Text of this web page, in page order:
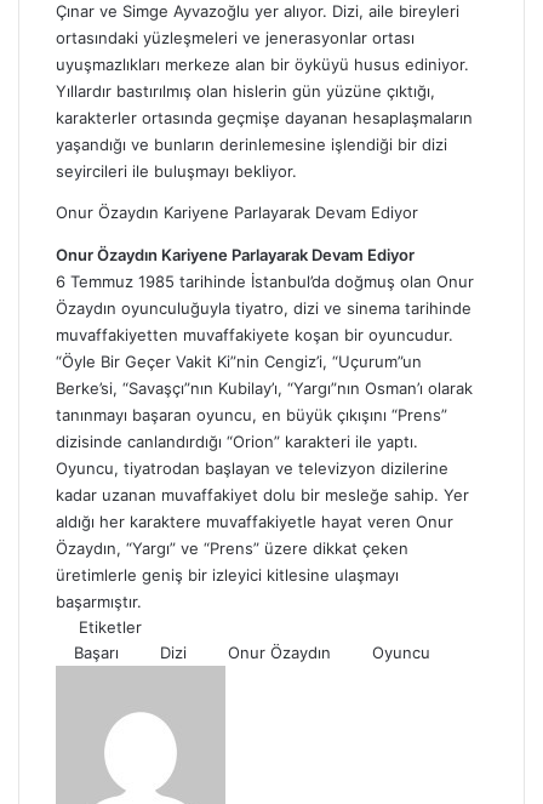
Çınar ve Simge Ayvazoğlu yer alıyor. Dizi, aile bireyleri
ortasındaki yüzleşmeleri ve jenerasyonlar ortası
uyuşmazlıkları merkeze alan bir öyküyü husus ediniyor.
Yıllardır bastırılmış olan hislerin gün yüzüne çıktığı,
karakterler ortasında geçmişe dayanan hesaplaşmaların
yaşandığı ve bunların derinlemesine işlendiği bir dizi
seyircileri ile buluşmayı bekliyor.
Onur Özaydın Kariyene Parlayarak Devam Ediyor
Onur Özaydın Kariyene Parlayarak Devam Ediyor
6 Temmuz 1985 tarihinde İstanbul’da doğmuş olan Onur
Özaydın oyunculuğuyla tiyatro, dizi ve sinema tarihinde
muvaffakiyetten muvaffakiyete koşan bir oyuncudur.
“Öyle Bir Geçer Vakit Ki”nin Cengiz’i, “Uçurum”un
Berke’si, “Savaşçı”nın Kubilay’ı, “Yargı”nın Osman’ı olarak
tanınmayı başaran oyuncu, en büyük çıkışını “Prens”
dizisinde canlandırdığı “Orion” karakteri ile yaptı.
Oyuncu, tiyatrodan başlayan ve televizyon dizilerine
kadar uzanan muvaffakiyet dolu bir mesleğe sahip. Yer
aldığı her karaktere muvaffakiyetle hayat veren Onur
Özaydın, “Yargı” ve “Prens” üzere dikkat çeken
üretimlerle geniş bir izleyici kitlesine ulaşmayı
başarmıştır.
Etiketler
Başarı
Dizi Onur Özaydın
Oyuncu